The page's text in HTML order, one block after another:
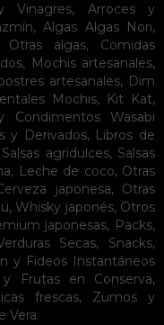
Vinagres, Arroces y
, Algas Algas Nori,
Otras algas, Comidas
, Mochis artesanales,
artesanales, Dim
Mochis, Kit Kat,
Condimentos
Wasabi
y Derivados, Libros de
Salsas agridulces, Salsas
, Leche de coco, Otras
japonesa, Otras
, Whisky japonés, Otros
japonesas, Packs,
Secas, Snacks,
y Fideos Instantáneos
y Frutas en Conserva,
frescas, Zumos y
Vera.